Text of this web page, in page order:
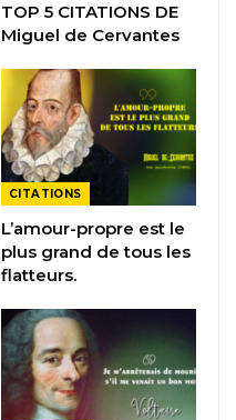
TOP 5 CITATIONS DE
Miguel de Cervantes
CITATIONS
L’amour-propre est le
plus grand de tous les
flatteurs.